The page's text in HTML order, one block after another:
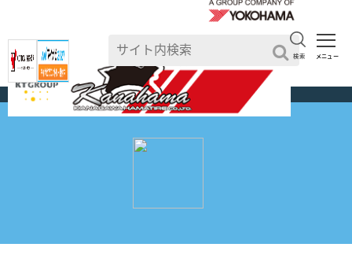
メニュー
検索
TOP>